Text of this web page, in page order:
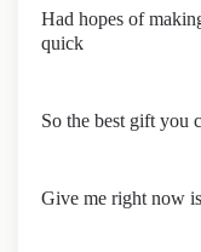
Had hopes of
quick
So the best gift you
Give me right now is